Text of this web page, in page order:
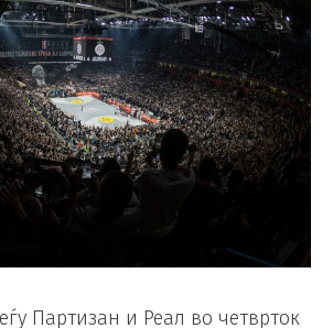
Партизан и Реал во четврток